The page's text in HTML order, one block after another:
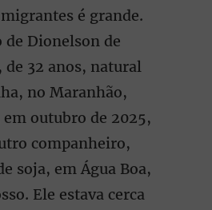
é grande.
de Dionelson de
de 32 anos, natural
no Maranhão,
outubro de 2025,
companheiro,
soja, em Água Boa,
Ele estava cerca